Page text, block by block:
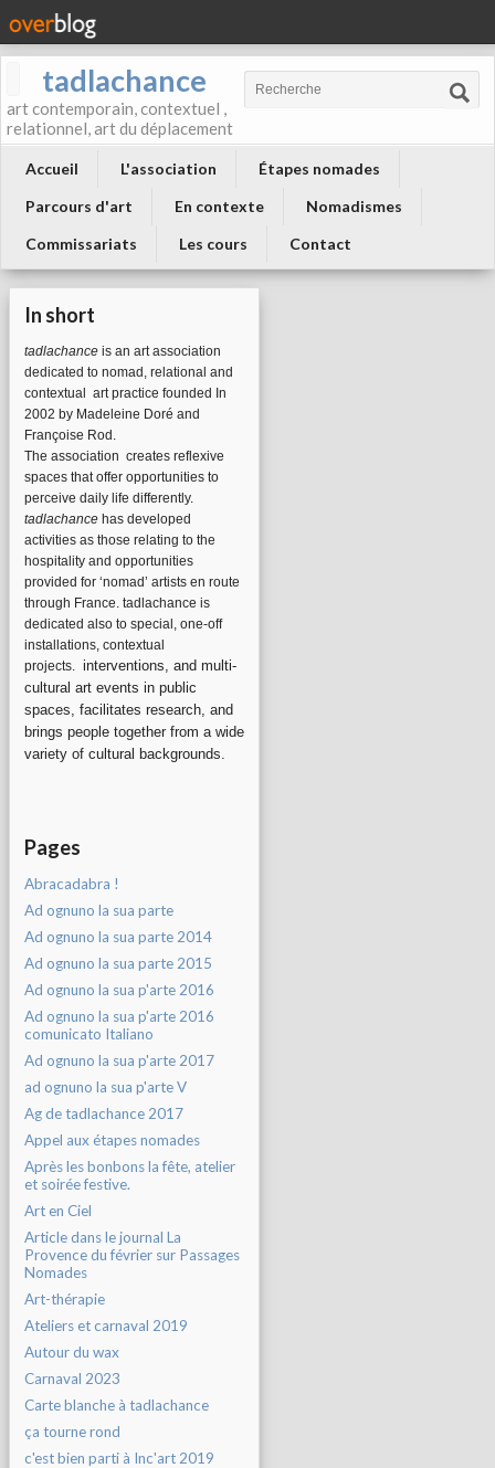
tadlachance
art contemporain, contextuel ,
relationnel, art du déplacement
Accueil L'association
Étapes nomades
Parcours d'art
En contexte
Nomadismes
Commissariats
Les cours Contact
In short
tadlachance is an art association
dedicated to nomad, relational and
contextual art practice founded In
2002 by Madeleine Doré and
Françoise Rod.
The association creates reflexive
spaces that offer opportunities to
perceive daily life differently.
tadlachance has developed
activities as those relating to the
hospitality and opportunities
provided for ‘nomad’ artists en route
through France. tadlachance is
dedicated also to special, one-off
installations, contextual
projects. interventions, and multi-
cultural art events in public
spaces, facilitates research, and
brings people together from a wide
variety of cultural backgrounds.
Pages
Abracadabra !
Ad ognuno la sua parte
Ad ognuno la sua parte 2014
Ad ognuno la sua parte 2015
Ad ognuno la sua p'arte 2016
Ad ognuno la sua p'arte 2016
comunicato Italiano
Ad ognuno la sua p'arte 2017
ad ognuno la sua p'arte V
Ag de tadlachance 2017
Appel aux étapes nomades
Après les bonbons la fête, atelier
et soirée festive.
Art en Ciel
Article dans le journal La
Provence du février sur Passages
Nomades
Art-thérapie
Ateliers et carnaval 2019
Autour du wax
Carnaval 2023
Carte blanche à tadlachance
ça tourne rond
c'est bien parti à Inc'art 2019